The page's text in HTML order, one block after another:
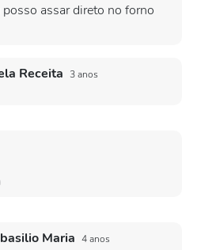
assar direto no forno
Receita 3 anos
Maria 4 anos